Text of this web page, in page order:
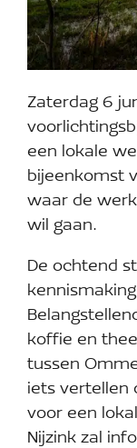
Zaterdag 6
een lokale
bijeenkomst
waar de
wil gaan.
De ochtend
koffie en
tussen
iets vertellen
voor een
Nijzink zal